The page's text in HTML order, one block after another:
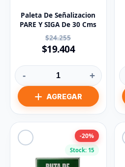
Paleta De Señalizacion
PARE Y SIGA De 30 Cms
$24.255
$19.404
- +
Stock: 15
-20%